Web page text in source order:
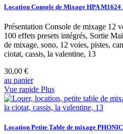
Location Console de Mixage HPA M1624
Présentation Console de mixage 12
100 effets presets intégrés, Sortie
de mixage, sono, 12 voies, pistes,
ciotat, cassis, la valentine, 13
30,00 €
au panier
Vue rapide Plus
Location Petite Table de mixage